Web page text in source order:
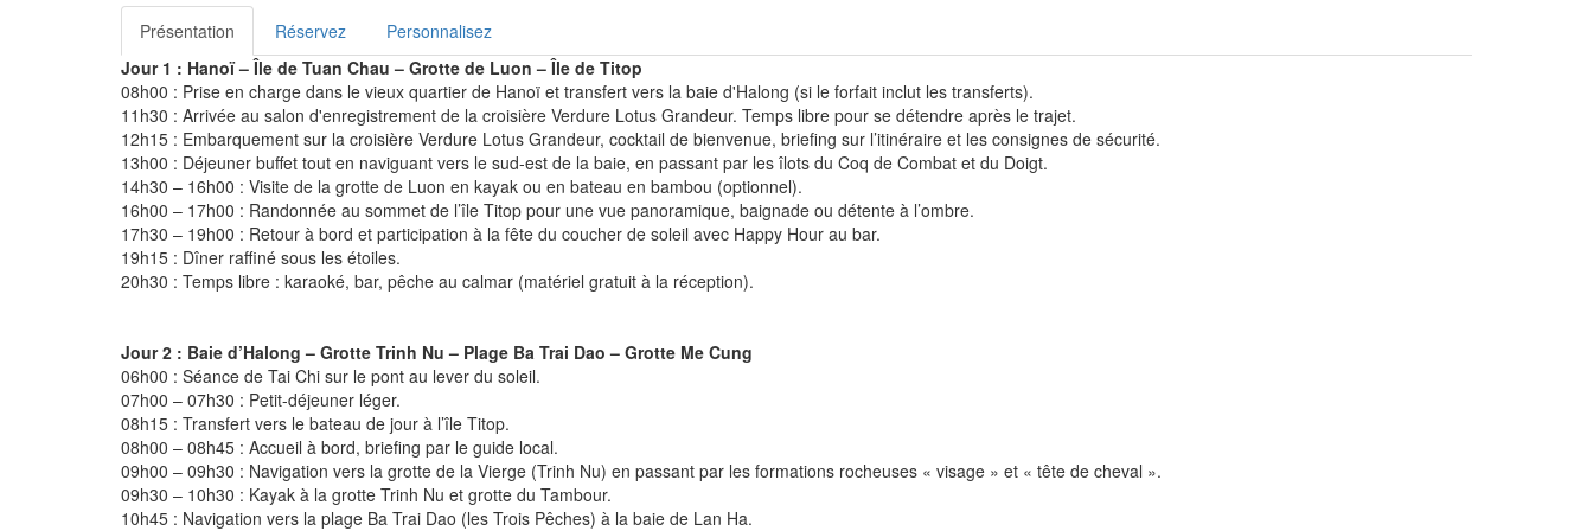
Présentation Réservez
Personnalisez
Jour 1 : Hanoï – Île de Tuan Chau – Grotte de Luon – Île de Titop
08h00 : Prise en charge dans le vieux quartier de Hanoï et transfert vers la baie d'Halong (si le forfait inclut les transferts).
11h30 : Arrivée au salon d'enregistrement de la croisière Verdure Lotus Grandeur. Temps libre pour se détendre après le trajet.
12h15 : Embarquement sur la croisière Verdure Lotus Grandeur, cocktail de bienvenue, briefing sur l’itinéraire et les consignes de sécurité.
13h00 : Déjeuner buffet tout en naviguant vers le sud-est de la baie, en passant par les îlots du Coq de Combat et du Doigt.
14h30 – 16h00 : Visite de la grotte de Luon en kayak ou en bateau en bambou (optionnel).
16h00 – 17h00 : Randonnée au sommet de l’île Titop pour une vue panoramique, baignade ou détente à l’ombre.
17h30 – 19h00 : Retour à bord et participation à la fête du coucher de soleil avec Happy Hour au bar.
19h15 : Dîner raffiné sous les étoiles.
20h30 : Temps libre : karaoké, bar, pêche au calmar (matériel gratuit à la réception).
Jour 2 : Baie d’Halong – Grotte Trinh Nu – Plage Ba Trai Dao – Grotte Me Cung
06h00 : Séance de Tai Chi sur le pont au lever du soleil.
07h00 – 07h30 : Petit-déjeuner léger.
08h15 : Transfert vers le bateau de jour à l’île Titop.
08h00 – 08h45 : Accueil à bord, briefing par le guide local.
09h00 – 09h30 : Navigation vers la grotte de la Vierge (Trinh Nu) en passant par les formations rocheuses « visage » et « tête de cheval ».
09h30 – 10h30 : Kayak à la grotte Trinh Nu et grotte du Tambour.
10h45 : Navigation vers la plage Ba Trai Dao (les Trois Pêches) à la baie de Lan Ha.